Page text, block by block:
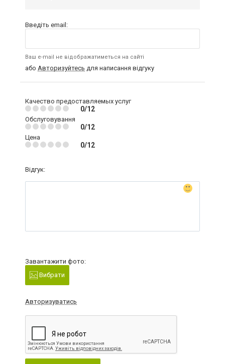
Введіть email:
Ваш e-mail не відображатиметься на сайті
або Авторизуйтесь для написання відгуку
Качество предоставляемых услуг
0/12
Обслуговування
0/12
Цена
0/12
Відгук:
Завантажити фото:
Вибрати
Авторизуватись